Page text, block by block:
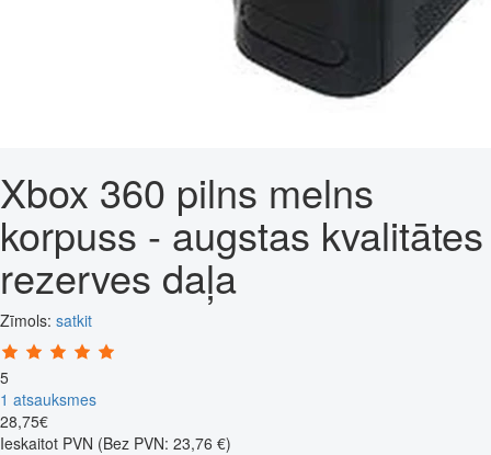
Xbox 360 pilns melns
korpuss - augstas kvalitātes
rezerves daļa
Zīmols: satkit
5
1 atsauksmes
28,75€
Ieskaitot PVN (Bez PVN: 23,76 €)